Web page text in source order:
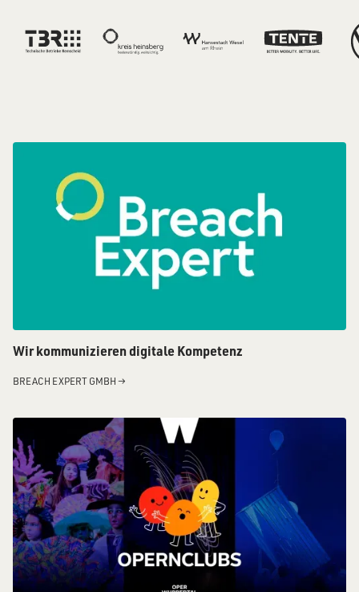
Wir kommunizieren digitale Kompetenz
BREACH EXPERT GMBH →